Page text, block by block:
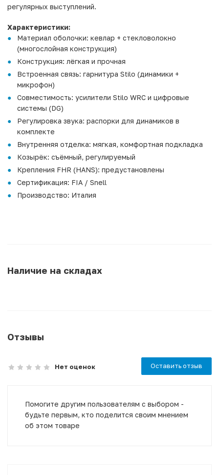
регулярных выступлений.
Характеристики:
Материал оболочки: кевлар + стекловолокно
(многослойная конструкция)
Конструкция: лёгкая и прочная
Встроенная связь: гарнитура Stilo (динамики +
микрофон)
Совместимость: усилители Stilo WRC и цифровые
системы (DG)
Регулировка звука: распорки для динамиков в
комплекте
Внутренняя отделка: мягкая, комфортная подкладка
Козырёк: съёмный, регулируемый
Крепления FHR (HANS): предустановлены
Сертификация: FIA / Snell
Производство: Италия
Наличие на складах
Отзывы
Нет оценок Оставить отзыв
Помогите другим пользователям с выбором -
будьте первым, кто поделится своим мнением
об этом товаре